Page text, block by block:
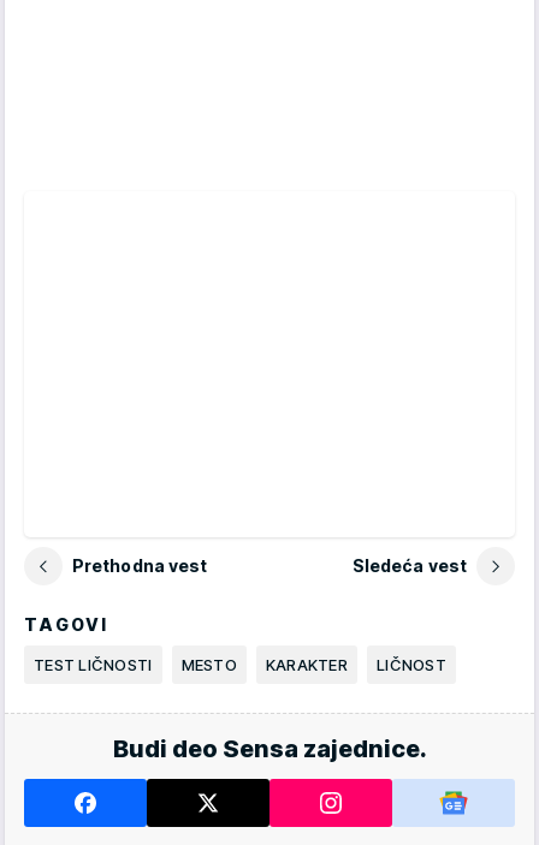
Prethodna vest Sledeća vest
TAGOVI
TEST LIČNOSTI MESTO KARAKTER LIČNOST
Budi deo Sensa zajednice.